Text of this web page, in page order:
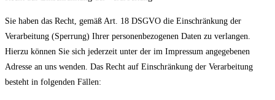
Sie haben das Recht, gemäß Art. 18 DSGVO die Einschränkung der
Verarbeitung (Sperrung) Ihrer personenbezogenen Daten zu verlangen.
Hierzu können Sie sich jederzeit unter der im Impressum angegebenen
Adresse an uns wenden. Das Recht auf Einschränkung der Verarbeitung
besteht in folgenden Fällen: